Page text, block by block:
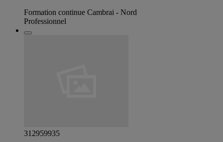
Formation continue Cambrai - Nord
Professionnel
312959935